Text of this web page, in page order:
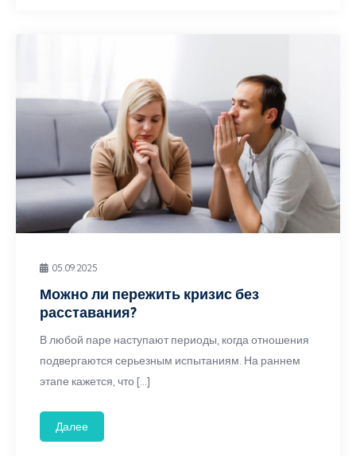
05.09.2025
Можно ли пережить кризис без
расставания?
В любой паре наступают периоды, когда отношения
подвергаются серьезным испытаниям. На раннем
этапе кажется, что […]
Далее